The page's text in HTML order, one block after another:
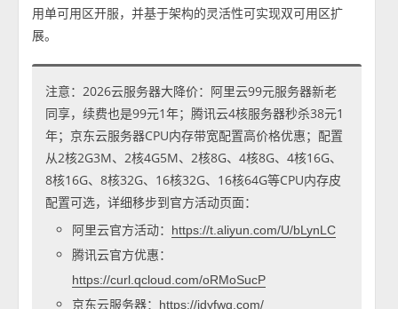
用单可用区开服，并基于架构的灵活性可实现双可用区扩
展。
注意：2026云服务器大降价：阿里云99元服务器新老
同享，续费也是99元1年；腾讯云4核服务器秒杀38元1
年；京东云服务器CPU内存带宽配置高价格优惠；配置
从2核2G3M、2核4G5M、2核8G、4核8G、4核16G、
8核16G、8核32G、16核32G、16核64G等CPU内存皮
配置可选，详细移步到官方活动页面：
阿里云官方活动：
https://t.aliyun.com/U/bLynLC
腾讯云官方优惠：
https://curl.qcloud.com/oRMoSucP
京东云服务器： https://jdyfwq.com/